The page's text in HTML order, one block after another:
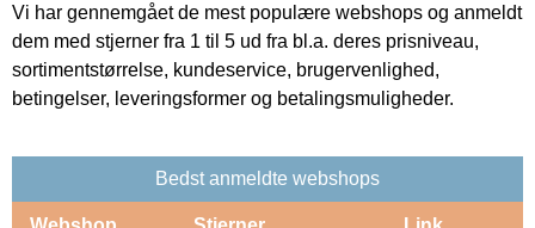
Vi har gennemgået de mest populære webshops og anmeldt
dem med stjerner fra 1 til 5 ud fra bl.a. deres prisniveau,
sortimentstørrelse, kundeservice, brugervenlighed,
betingelser, leveringsformer og betalingsmuligheder.
Bedst anmeldte webshops